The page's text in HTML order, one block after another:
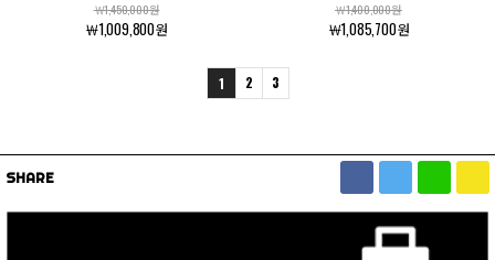
￦1,450,000원
￦1,009,800원
￦1,400,000원
￦1,085,700원
1 2 3
SHARE